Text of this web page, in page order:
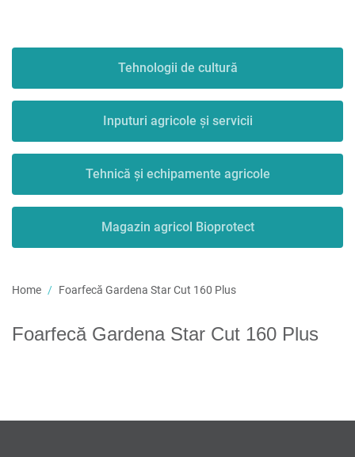
Tehnologii de cultură
Inputuri agricole și servicii
Tehnică și echipamente agricole
Magazin agricol Bioprotect
Home Foarfecă Gardena Star Cut 160 Plus
Foarfecă Gardena Star Cut 160 Plus